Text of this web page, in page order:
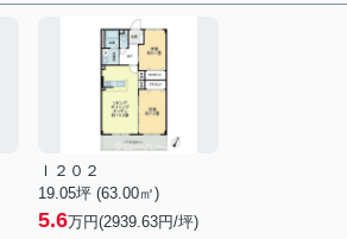
Ｉ２０２
19.05坪 (63.00㎡)
5.6万円(2939.63円/坪)